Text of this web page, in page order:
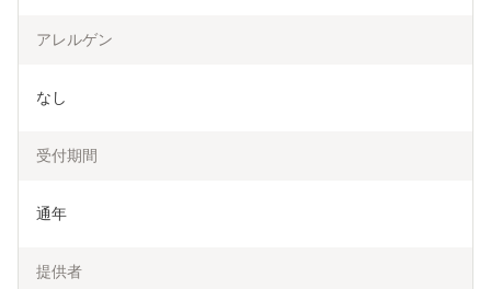
アレルゲン
なし
受付期間
通年
提供者